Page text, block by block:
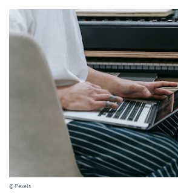
© Pexels